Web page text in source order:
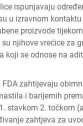
ispunjavaju
u izravnom
proizvode
njihove vrećice za
koji se odnose na
zahtijevaju
i barijernih
stavkom 2. točkom
zahtjeva za